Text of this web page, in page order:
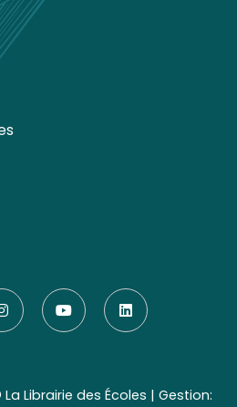
La Librairie des Écoles | Gestion: